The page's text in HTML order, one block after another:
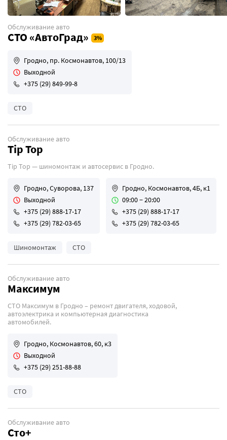
Обслуживание авто
СТО «АвтоГрад»
Гродно, пр. Космонавтов, 100/13
Выходной
+375 (29) 849-99-8
СТО
Обслуживание авто
Tip Top
Tip Top — шиномонтаж и автосервис в Гродно.
Гродно, Суворова, 137
Выходной
+375 (29) 888-17-17
+375 (29) 782-03-65
Гродно, Космонавтов, 4Б, к1
09:00 − 20:00
+375 (29) 888-17-17
+375 (29) 782-03-65
Шиномонтаж СТО
Обслуживание авто
Максимум
СТО Максимум в Гродно – ремонт двигателя, ходовой,
автоэлектрика и компьютерная диагностика
автомобилей.
Гродно, Космонавтов, 60, к3
Выходной
+375 (29) 251-88-88
СТО
Обслуживание авто
Сто+